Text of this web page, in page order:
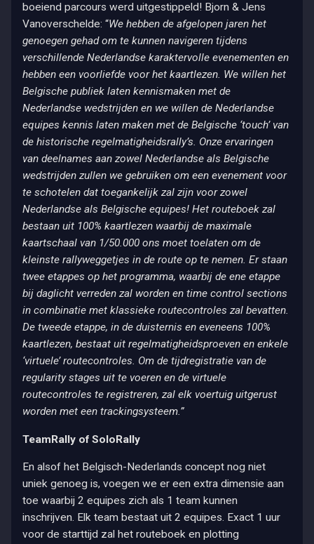
boeiend parcours werd uitgestippeld! Bjorn & Jens
Vanoverschelde: “We hebben de afgelopen jaren het
genoegen gehad om te kunnen navigeren tijdens
verschillende Nederlandse karaktervolle evenementen en
hebben een voorliefde voor het kaartlezen. We willen het
Belgische publiek laten kennismaken met de
Nederlandse wedstrijden en we willen de Nederlandse
equipes kennis laten maken met de Belgische ‘touch’ van
de historische regelmatigheidsrally’s. Onze ervaringen
van deelnames aan zowel Nederlandse als Belgische
wedstrijden zullen we gebruiken om een evenement voor
te schotelen dat toegankelijk zal zijn voor zowel
Nederlandse als Belgische equipes! Het routeboek zal
bestaan uit 100% kaartlezen waarbij de maximale
kaartschaal van 1/50.000 ons moet toelaten om de
kleinste rallyweggetjes in de route op te nemen. Er staan
twee etappes op het programma, waarbij de ene etappe
bij daglicht verreden zal worden en time control sections
in combinatie met klassieke routecontroles zal bevatten.
De tweede etappe, in de duisternis en eveneens 100%
kaartlezen, bestaat uit regelmatigheidsproeven en enkele
‘virtuele’ routecontroles. Om de tijdregistratie van de
regularity stages uit te voeren en de virtuele
routecontroles te registreren, zal elk voertuig uitgerust
worden met een trackingsysteem.”
TeamRally of SoloRally
En alsof het Belgisch-Nederlands concept nog niet
uniek genoeg is, voegen we er een extra dimensie aan
toe waarbij 2 equipes zich als 1 team kunnen
inschrijven. Elk team bestaat uit 2 equipes. Exact 1 uur
voor de starttijd zal het routeboek en plotting